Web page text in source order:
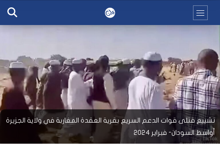
تشييع قتلى قوات الدعم السريع بقرية العقدة المغاربة في ولاية الجزيرة
أواسط السودان- فبراير 2024